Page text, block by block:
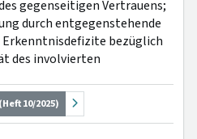
gegenseitigen Vertrauens;
durch entgegenstehende
Erkenntnisdefizite bezüglich
des involvierten
10/2025)